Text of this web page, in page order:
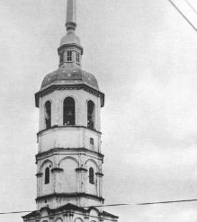
Галерея
Свято-Троицкий